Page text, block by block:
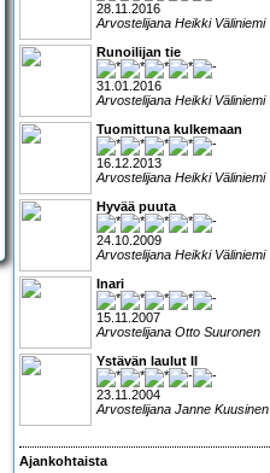
28.11.2016
Arvostelijana Heikki Väliniemi
Runoilijan tie
31.01.2016
Arvostelijana Heikki Väliniemi
Tuomittuna kulkemaan
16.12.2013
Arvostelijana Heikki Väliniemi
Hyvää puuta
24.10.2009
Arvostelijana Heikki Väliniemi
Inari
15.11.2007
Arvostelijana Otto Suuronen
Ystävän laulut II
23.11.2004
Arvostelijana Janne Kuusinen
Ajankohtaista